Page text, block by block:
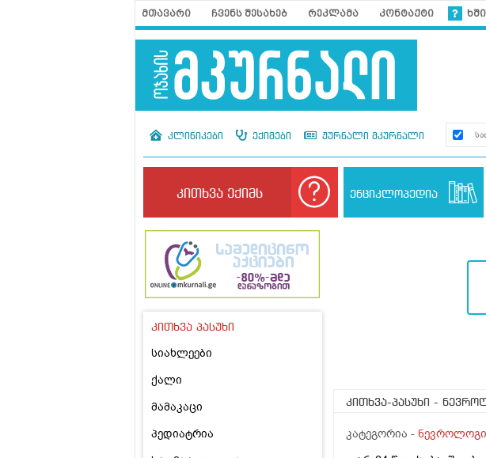
მთავარი ჩვენს შესახებ რეკლამა კონტაქტი
კლინიკები ექიმები ჟურნალი მკურნალი
კითხვა ექიმს ენციკლოპედია
კითხვა პასუხი
სიახლეები
ქალი
მამაკაცი
პედიატრია
კითხვა-პასუხი -
კატეგორია -